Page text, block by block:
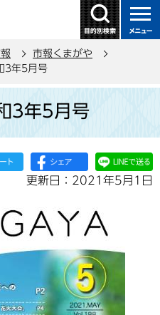
市報くまがや
3年5月号
3年5月号
更新日：2021年5月1日